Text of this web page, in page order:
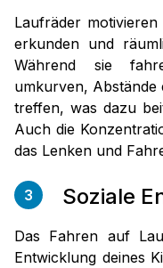
Laufräder
erkunden und
Während sie
umkurven, Abstände
treffen, was dazu
Auch die
das Lenken und
3 Soziale
Das Fahren auf
Entwicklung deines